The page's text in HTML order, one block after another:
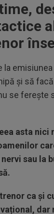
la
și să
se ferește
asta nici
sau la
ca și
dar